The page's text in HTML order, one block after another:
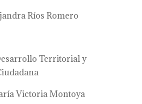
Ríos Romero
Territorial y
Victoria Montoya